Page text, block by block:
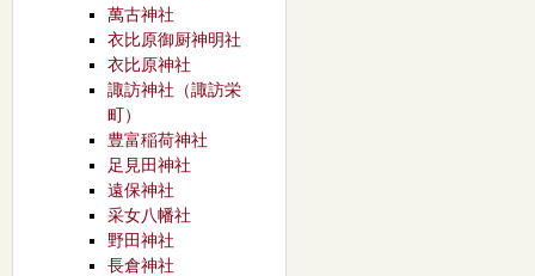
萬古神社
衣比原御厨神明社
衣比原神社
諏訪神社（諏訪栄
町）
豊富稲荷神社
足見田神社
遠保神社
采女八幡社
野田神社
長倉神社